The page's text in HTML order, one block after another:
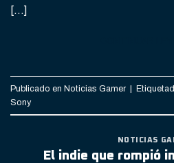
[…]
Publicado en Noticias Gamer |
Sony
NOTICIAS
El indie que rompió